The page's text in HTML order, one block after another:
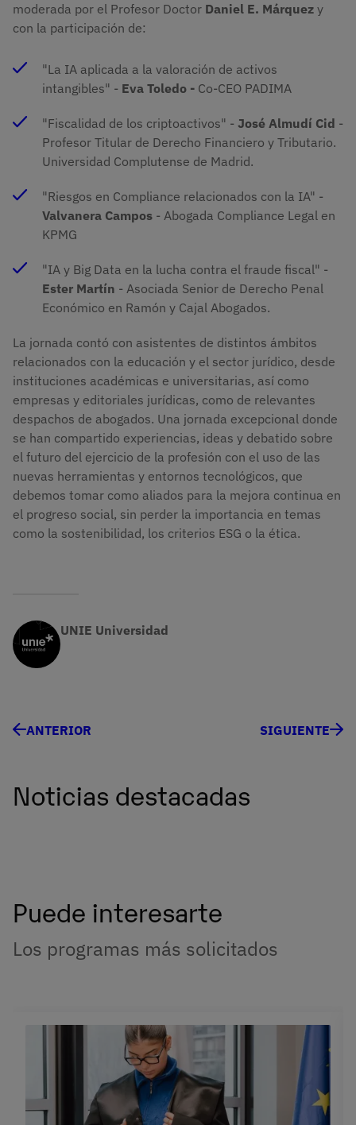
moderada por el Profesor Doctor Daniel E. Márquez y
con la participación de:
"La IA aplicada a la valoración de activos
intangibles" - Eva Toledo - Co-CEO PADIMA
"Fiscalidad de los criptoactivos" - José Almudí Cid -
Profesor Titular de Derecho Financiero y Tributario.
Universidad Complutense de Madrid.
"Riesgos en Compliance relacionados con la IA" -
Valvanera Campos - Abogada Compliance Legal en
KPMG
"IA y Big Data en la lucha contra el fraude fiscal" -
Ester Martín - Asociada Senior de Derecho Penal
Económico en Ramón y Cajal Abogados.
La jornada contó con asistentes de distintos ámbitos
relacionados con la educación y el sector jurídico, desde
instituciones académicas e universitarias, así como
empresas y editoriales jurídicas, como de relevantes
despachos de abogados. Una jornada excepcional donde
se han compartido experiencias, ideas y debatido sobre
el futuro del ejercicio de la profesión con el uso de las
nuevas herramientas y entornos tecnológicos, que
debemos tomar como aliados para la mejora continua en
el progreso social, sin perder la importancia en temas
como la sostenibilidad, los criterios ESG o la ética.
UNIE Universidad
ANTERIOR SIGUIENTE
Noticias destacadas
Puede interesarte
Los programas más solicitados